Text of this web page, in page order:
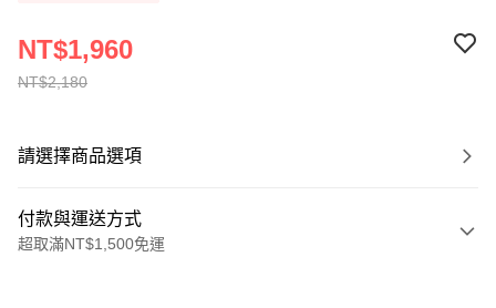
NT$2,180
NT$1,960
請選擇商品選項
付款與運送方式
超取滿NT$1,500免運